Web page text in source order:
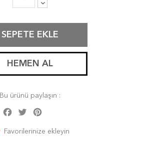
SEPETE EKLE
HEMEN AL
Bu ürünü paylaşın :
Facebook
Twitter
Favorilerinize ekleyin